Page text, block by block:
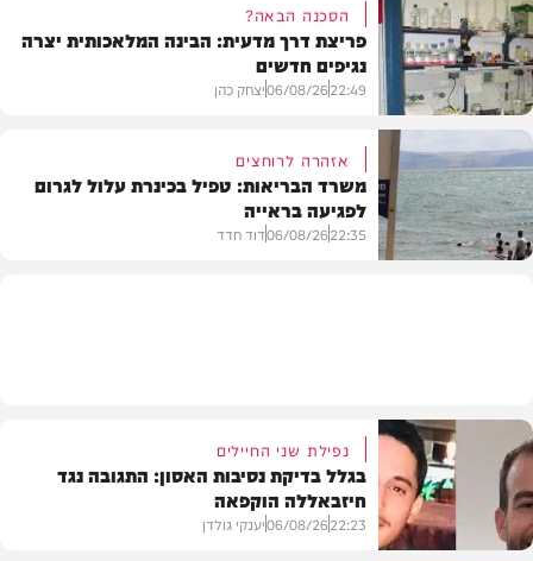
פוליטי
בריאות
הסכנה הבאה?
פריצת דרך מדעית: הבינה המלאכותית יצרה
נגיפים חדשים
22:49
06/08/26יצחק כהן
אזהרה לרוחצים
משרד הבריאות: טפיל בכינרת עלול לגרום
לפגיעה בראייה
22:35
06/08/26דוד חדד
נפילת שני החיילים
בגלל בדיקת נסיבות האסון: התגובה נגד
חיזבאללה הוקפאה
22:23
06/08/26יענקי גולדן